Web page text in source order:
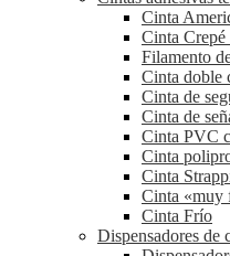
Cinta
Cinta Crepé
Filamento
Cinta doble
Cinta de
Cinta de
Cinta PVC
Cinta
Cinta
Cinta «muy
Cinta Frío
Dispensadores de